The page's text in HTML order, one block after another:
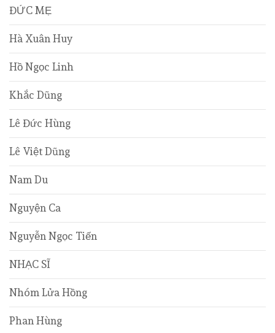
ĐỨC MẸ
Hà Xuân Huy
Hồ Ngọc Linh
Khắc Dũng
Lê Đức Hùng
Lê Việt Dũng
Nam Du
Nguyện Ca
Nguyễn Ngọc Tiến
NHẠC SĨ
Nhóm Lửa Hồng
Phan Hùng